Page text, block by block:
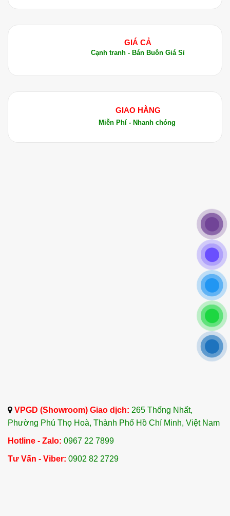
GIÁ CẢ
Cạnh tranh - Bán Buôn Giá Sỉ
GIAO HÀNG
Miễn Phí - Nhanh chóng
VPGD (Showroom) Giao dịch: 265 Thống Nhất,
Phường Phú Thọ Hoà, Thành Phố Hồ Chí Minh, Việt Nam
Hotline - Zalo: 0967 22 7899
Tư Vấn - Viber: 0902 82 2729